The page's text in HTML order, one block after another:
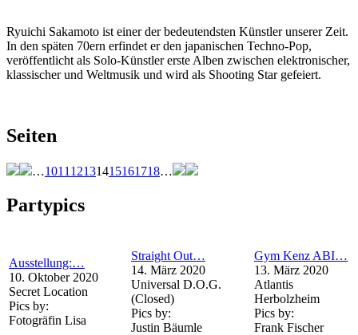
Ryuichi Sakamoto ist einer der bedeutendsten Künstler unserer Zeit.
In den späten 70ern erfindet er den japanischen Techno-Pop,
veröffentlicht als Solo-Künstler erste Alben zwischen elektronischer,
klassischer und Weltmusik und wird als Shooting Star gefeiert.
Seiten
…1011 12131415161718…
Partypics
Ausstellung:…
10. Oktober 2020
Secret Location
Pics by:
Fotogräfin Lisa
Straight Out…
14. März 2020
Universal D.O.G.
(Closed)
Pics by:
Justin Bäumle
Gym Kenz ABI…
13. März 2020
Atlantis
Herbolzheim
Pics by:
Frank Fischer